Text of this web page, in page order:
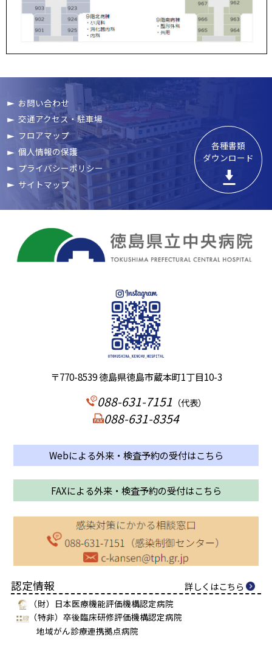
お問い合わせ
交通アクセス・駐車場
フロアマップ
個人情報の保護
プライバシーポリシー
サイトマップ
各種書類
ダウンロード
〒770-8539 徳島県徳島市蔵本町1丁目10-3
088-631-7151 （代表）
088-631-8354
Webによる外来・検査予約の受付はこちら
FAXによる外来・検査予約の受付はこちら
認定情報 詳しくはこちら
（財）日本医療機能評価機構認定病院
（特非）卒後臨床研修評価機構認定病院
地域がん診療連携拠点病院